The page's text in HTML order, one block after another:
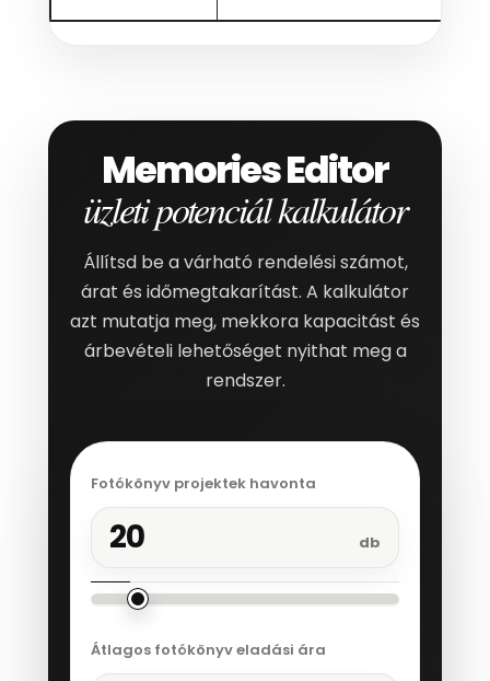
Memories Editor
üzleti potenciál kalkulátor
Állítsd be a várható rendelési számot,
árat és időmegtakarítást. A kalkulátor
azt mutatja meg, mekkora kapacitást és
árbevételi lehetőséget nyithat meg a
rendszer.
Fotókönyv projektek havonta
20 db
Átlagos fotókönyv eladási ára